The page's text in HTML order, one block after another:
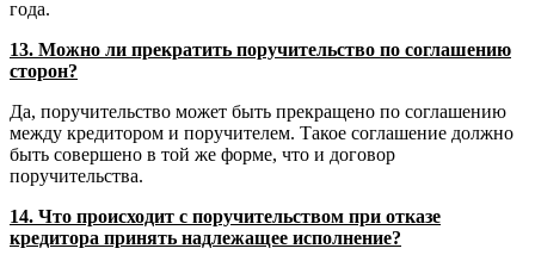
года.
13. Можно ли прекратить поручительство по соглашению
сторон?
Да, поручительство может быть прекращено по соглашению
между кредитором и поручителем. Такое соглашение должно
быть совершено в той же форме, что и договор
поручительства.
14. Что происходит с поручительством при отказе
кредитора принять надлежащее исполнение?